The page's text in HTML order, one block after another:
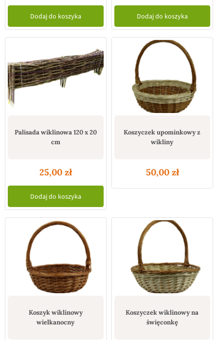
Dodaj do koszyka Dodaj do koszyka
Palisada wiklinowa 120 x 20
cm
25,00 zł
Dodaj do koszyka
Koszyczek upominkowy z
wikliny
50,00 zł
Koszyk wiklinowy
wielkanocny
Koszyczek wiklinowy na
święconkę